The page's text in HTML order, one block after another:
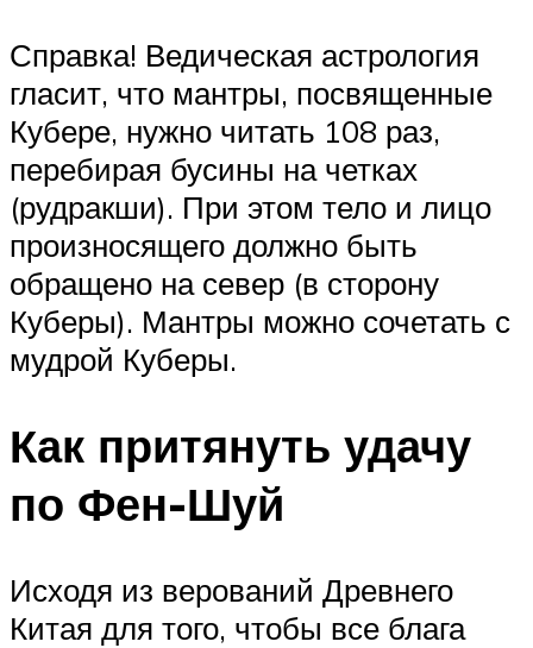
Справка! Ведическая астрология
гласит, что мантры, посвященные
Кубере, нужно читать 108 раз,
перебирая бусины на четках
(рудракши). При этом тело и лицо
произносящего должно быть
обращено на север (в сторону
Куберы). Мантры можно сочетать с
мудрой Куберы.
Как притянуть удачу
по Фен-Шуй
Исходя из верований Древнего
Китая для того, чтобы все блага